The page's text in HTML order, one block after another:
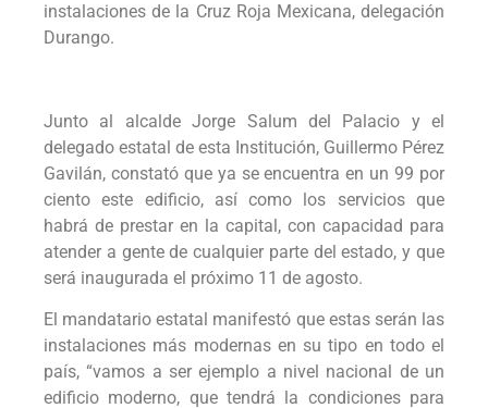
instalaciones de la Cruz Roja Mexicana, delegación
Durango.
Junto al alcalde Jorge Salum del Palacio y el
delegado estatal de esta Institución, Guillermo Pérez
Gavilán, constató que ya se encuentra en un 99 por
ciento este edificio, así como los servicios que
habrá de prestar en la capital, con capacidad para
atender a gente de cualquier parte del estado, y que
será inaugurada el próximo 11 de agosto.
El mandatario estatal manifestó que estas serán las
instalaciones más modernas en su tipo en todo el
país, “vamos a ser ejemplo a nivel nacional de un
edificio moderno, que tendrá la condiciones para